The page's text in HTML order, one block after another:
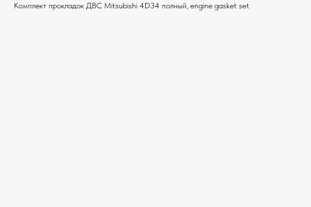
Комплект прокладок ДВС Mitsubishi 4D34 полный, engine gasket set